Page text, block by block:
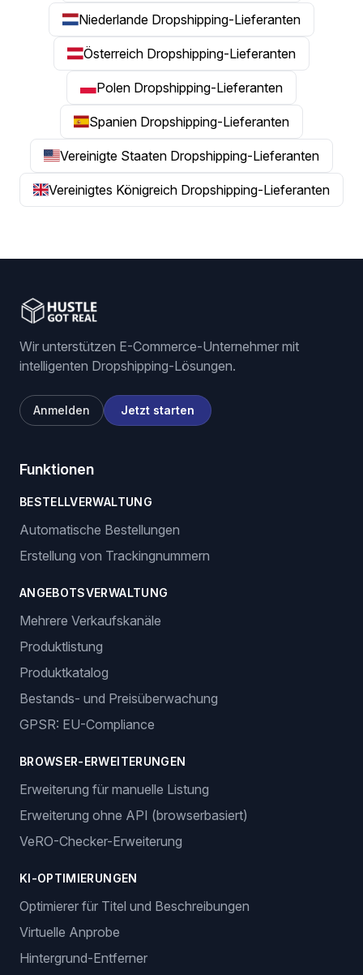
Niederlande Dropshipping-Lieferanten
Österreich Dropshipping-Lieferanten
Polen Dropshipping-Lieferanten
Spanien Dropshipping-Lieferanten
Vereinigte Staaten Dropshipping-Lieferanten
Vereinigtes Königreich Dropshipping-Lieferanten
Wir unterstützen E-Commerce-Unternehmer mit
intelligenten Dropshipping-Lösungen.
Anmelden Jetzt starten
Funktionen
BESTELLVERWALTUNG
Automatische Bestellungen
Erstellung von Trackingnummern
ANGEBOTSVERWALTUNG
Mehrere Verkaufskanäle
Produktlistung
Produktkatalog
Bestands- und Preisüberwachung
GPSR: EU-Compliance
BROWSER-ERWEITERUNGEN
Erweiterung für manuelle Listung
Erweiterung ohne API (browserbasiert)
VeRO-Checker-Erweiterung
KI-OPTIMIERUNGEN
Optimierer für Titel und Beschreibungen
Virtuelle Anprobe
Hintergrund-Entferner